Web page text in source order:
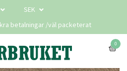
SEK
betalningar /väl packeterat
0